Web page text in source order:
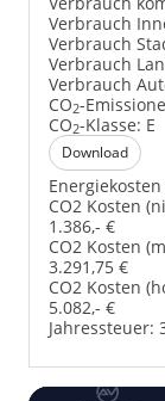
Verbrauch
Verbrauch
Verbrauch
Verbrauch
CO2-
CO2-Klasse: E
Download
CO2 Kosten
1.386,- €
CO2 Kosten
3.291,75 €
CO2 Kosten
5.082,- €
Jahressteuer: